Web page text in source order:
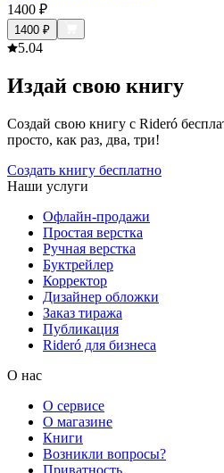
1400 ₽
1400 ₽
5.04
Издай свою книгу
Создай свою книгу с Rideró
просто, как раз, два, три!
Создать книгу бесплатно
Наши услуги
Офлайн-продажи
Простая верстка
Ручная верстка
Буктрейлер
Корректор
Дизайнер обложки
Заказ тиража
Публикация
Rideró для бизнеса
О нас
О сервисе
О магазине
Книги
Возникли вопросы?
Приватность